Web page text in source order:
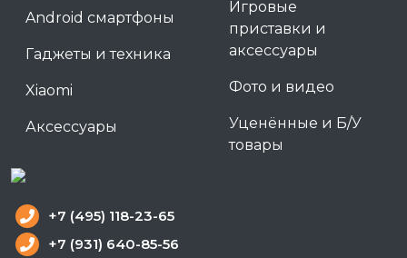
Android смартфоны
Гаджеты и техника
Xiaomi
Аксессуары
Игровые
приставки и
аксессуары
Фото и видео
Уценённые и Б/У
товары
+7 (495) 118-23-65
+7 (931) 640-85-56